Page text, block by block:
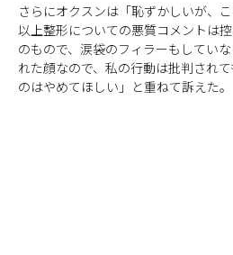
さらにオクスンは「恥ずかしいが、
以上整形についての悪質コメントは
のもので、涙袋のフィラーもしてい
れた顔なので、私の行動は批判され
のはやめてほしい」と重ねて訴えた。